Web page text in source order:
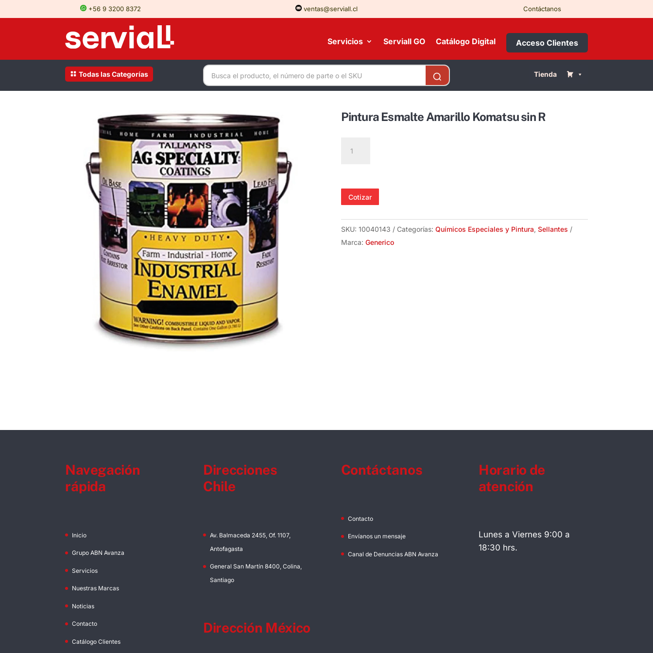
+56 9 3200 8372 ventas@serviall.cl Contáctanos
Servicios Serviall GO Catálogo Digital Acceso Clientes
Todas las Categorías Tienda
Pintura Esmalte Amarillo Komatsu sin R
Esmalte
sin
cantidad
Cotizar
SKU: 10040143 Categorías: Químicos Especiales y Pintura, Sellantes
Marca: Generico
Navegación
rápida
Inicio
Grupo ABN Avanza
Servicios
Nuestras Marcas
Noticias
Contacto
Catálogo Clientes
Direcciones
Chile
Av. Balmaceda 2455, Of. 1107,
Antofagasta
General San Martín 8400, Colina,
Santiago
Dirección México
Contáctanos
Contacto
Envíanos un mensaje
Canal de Denuncias ABN Avanza
Horario de
atención
Lunes a Viernes 9:00 a
18:30 hrs.